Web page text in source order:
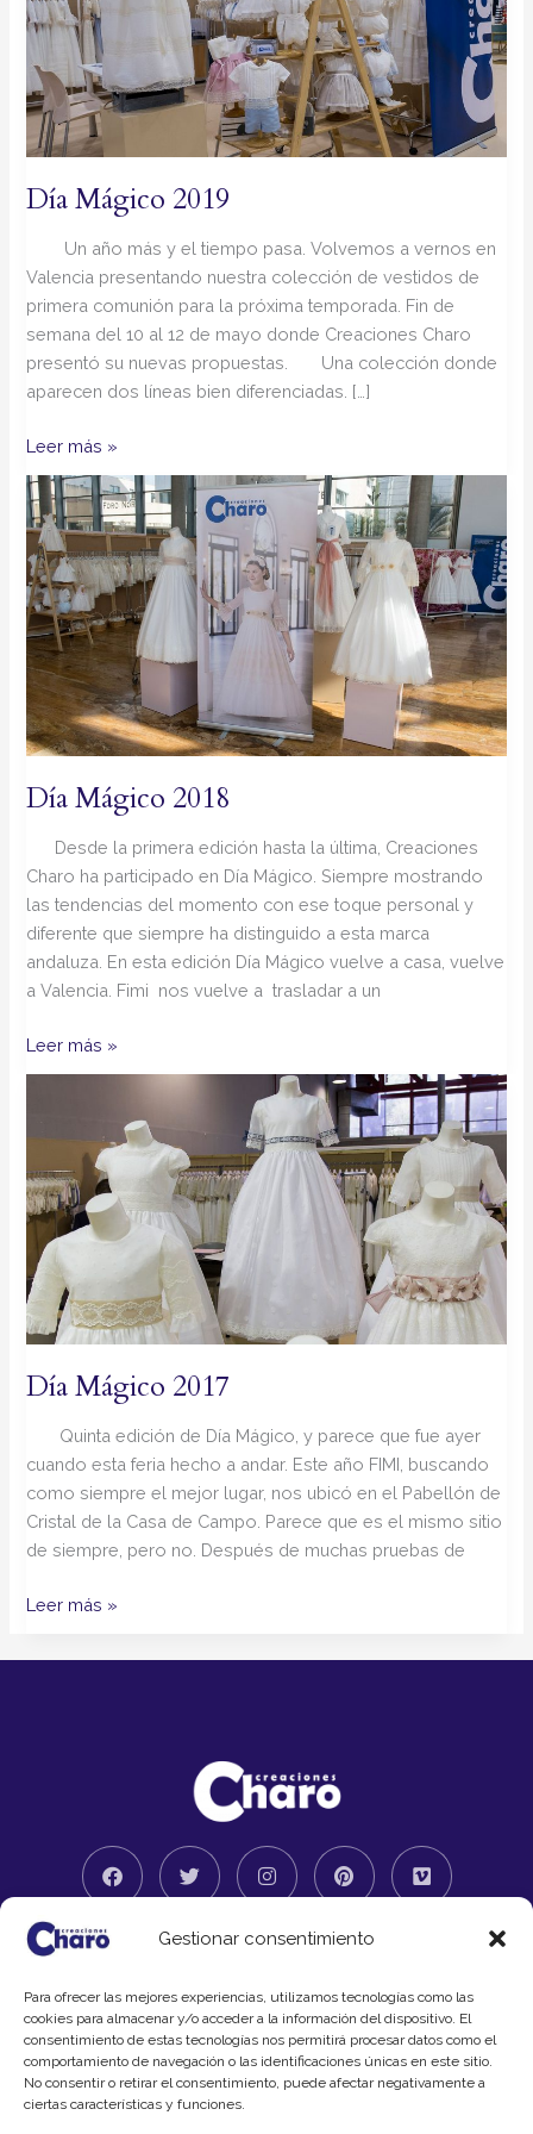
Gestionar consentimiento
Para ofrecer las mejores experiencias, utilizamos tecnologías como las
cookies para almacenar y/o acceder a la información del dispositivo. El
consentimiento de estas tecnologías nos permitirá procesar datos como el
comportamiento de navegación o las identificaciones únicas en este sitio.
No consentir o retirar el consentimiento, puede afectar negativamente a
ciertas características y funciones.
Día Mágico 2019
Un año más y el tiempo pasa. Volvemos a vernos en
Valencia presentando nuestra colección de vestidos de
primera comunión para la próxima temporada. Fin de
semana del 10 al 12 de mayo donde Creaciones Charo
presentó su nuevas propuestas. Una colección donde
aparecen dos líneas bien diferenciadas. […]
Leer más »
Día Mágico 2018
Desde la primera edición hasta la última, Creaciones
Charo ha participado en Día Mágico. Siempre mostrando
las tendencias del momento con ese toque personal y
diferente que siempre ha distinguido a esta marca
andaluza. En esta edición Día Mágico vuelve a casa, vuelve
a Valencia. Fimi nos vuelve a trasladar a un
Día
Mágico
2018
Leer más »
Día Mágico 2017
Quinta edición de Día Mágico, y parece que fue ayer
cuando esta feria hecho a andar. Este año FIMI, buscando
como siempre el mejor lugar, nos ubicó en el Pabellón de
Cristal de la Casa de Campo. Parece que es el mismo sitio
de siempre, pero no. Después de muchas pruebas de
2017
Leer más »
F
a
c
e
T
w
i
t
e
I
n
s
t
g
m
P
i
n
t
r
t
V
i
m
e
Aviso legal